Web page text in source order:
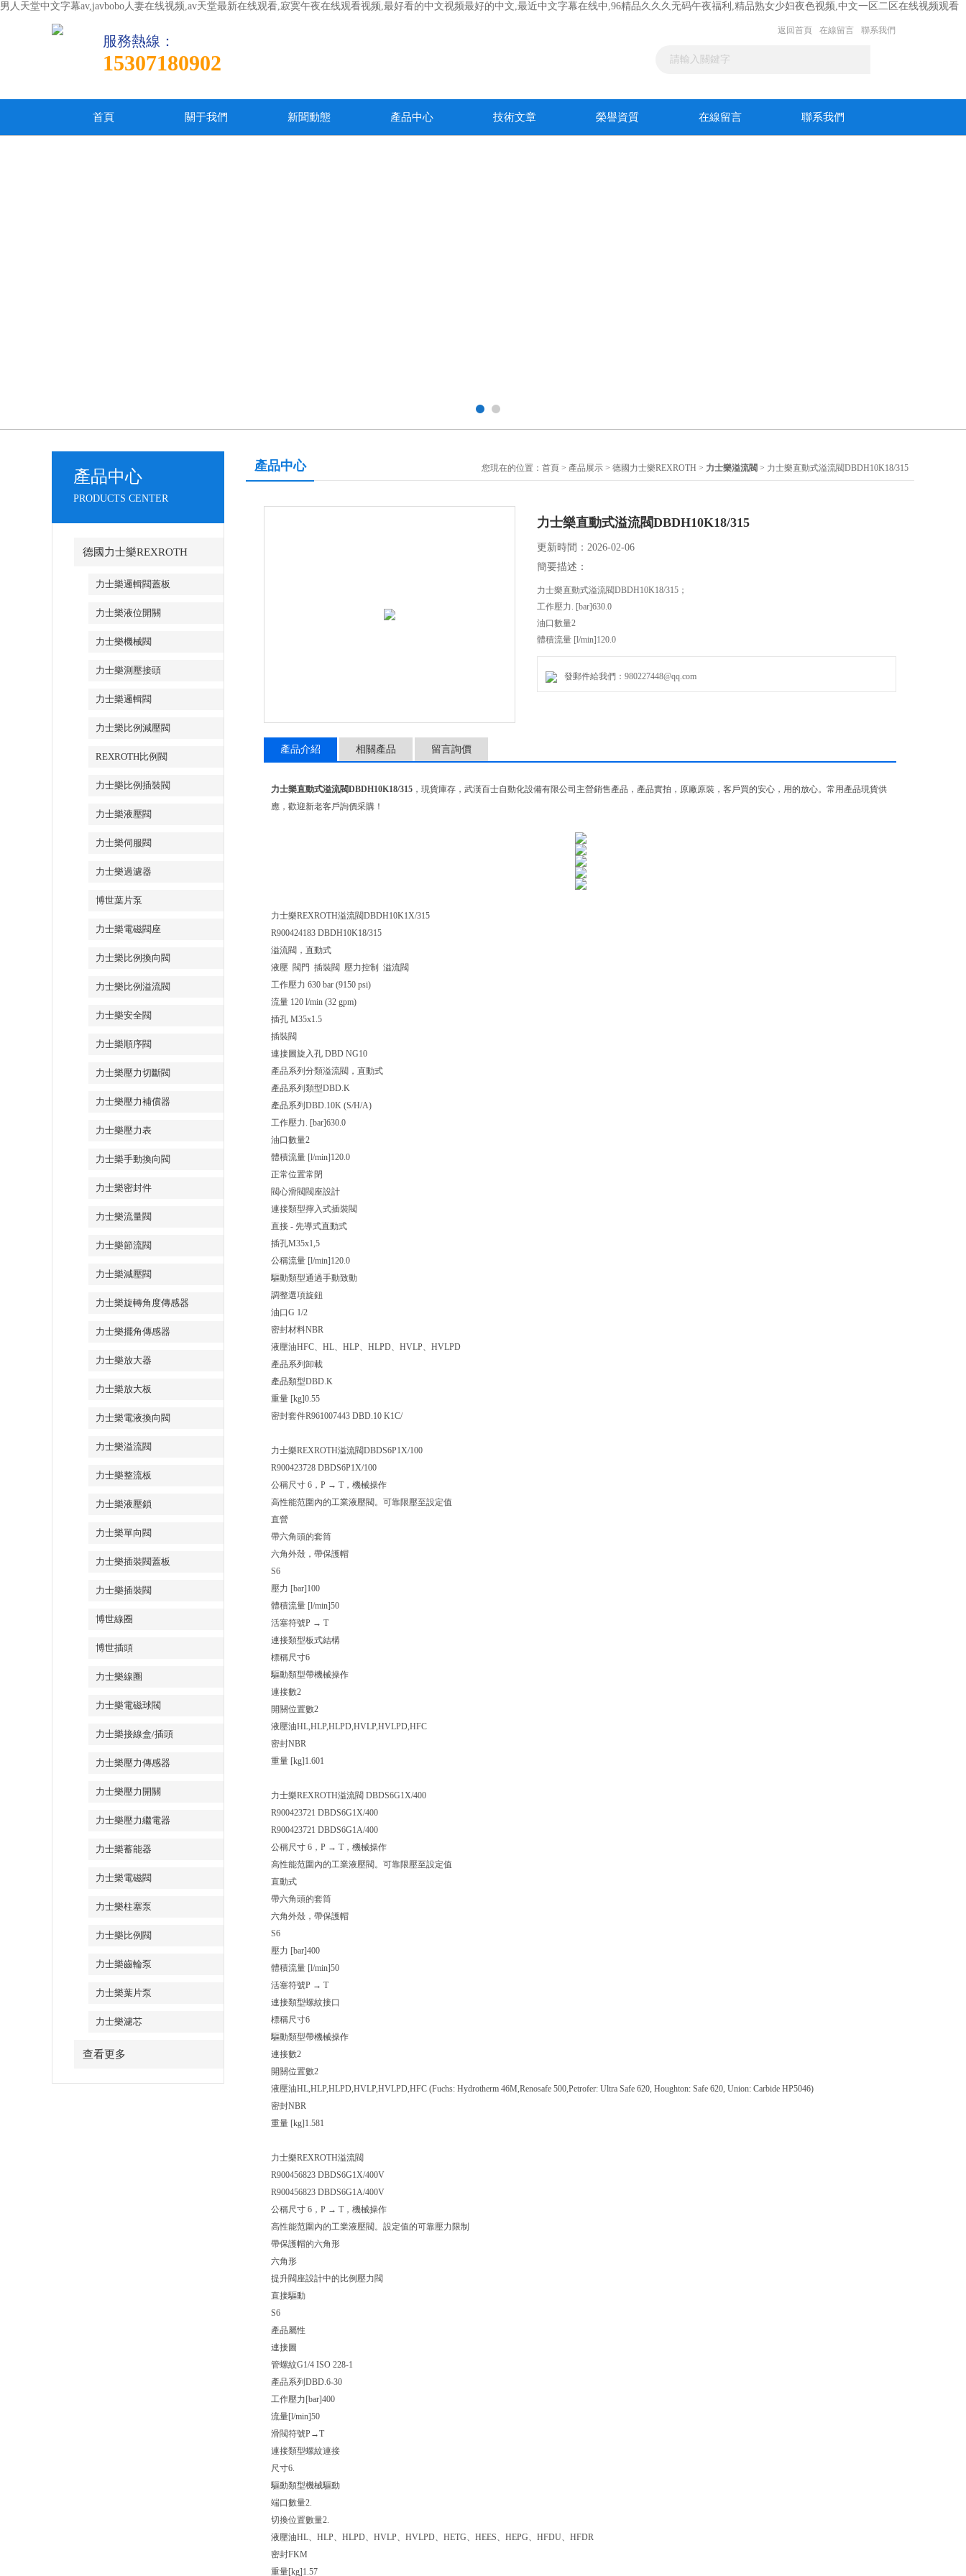
男人天堂中文字幕av,javbobo人妻在线视频,av天堂最新在线观看,寂寞午夜在线观看视频,最好看的中文视频最好的中文,最近中文字幕在线中,96精品久久久无码午夜福利,精品熟女少妇夜色视频,中文一区二区在线视频观看
服務熱線：
15307180902
返回首頁 在線留言 聯系我們
首頁 關于我們 新聞動態 產品中心 技術文章 榮譽資質 在線留言 聯系我們
產品中心
PRODUCTS CENTER
德國力士樂REXROTH
力士樂邏輯閥蓋板
力士樂液位開關
力士樂機械閥
力士樂測壓接頭
力士樂邏輯閥
力士樂比例減壓閥
REXROTH比例閥
力士樂比例插裝閥
力士樂液壓閥
力士樂伺服閥
力士樂過濾器
博世葉片泵
力士樂電磁閥座
力士樂比例換向閥
力士樂比例溢流閥
力士樂安全閥
力士樂順序閥
力士樂壓力切斷閥
力士樂壓力補償器
力士樂壓力表
力士樂手動換向閥
力士樂密封件
力士樂流量閥
力士樂節流閥
力士樂減壓閥
力士樂旋轉角度傳感器
力士樂擺角傳感器
力士樂放大器
力士樂放大板
力士樂電液換向閥
力士樂溢流閥
力士樂整流板
力士樂液壓鎖
力士樂單向閥
力士樂插裝閥蓋板
力士樂插裝閥
博世線圈
博世插頭
力士樂線圈
力士樂電磁球閥
力士樂接線盒/插頭
力士樂壓力傳感器
力士樂壓力開關
力士樂壓力繼電器
力士樂蓄能器
力士樂電磁閥
力士樂柱塞泵
力士樂比例閥
力士樂齒輪泵
力士樂葉片泵
力士樂濾芯
查看更多
產品中心 您現在的位置： 首頁 > 產品展示 > 德國力士樂REXROTH > 力士樂溢流閥 > 力士樂直動式溢流閥DBDH10K18/315
力士樂直動式溢流閥DBDH10K18/315
更新時間：2026-02-06
簡要描述：
力士樂直動式溢流閥DBDH10K18/315；
工作壓力. [bar]630.0
油口數量2
體積流量 [l/min]120.0
正常位置常閉
閥心滑閥閥座設計
連接類型擰入式插裝閥
油口G 1/2
發郵件給我們：980227448@qq.com
產品介紹 相關產品 留言詢價
力士樂直動式溢流閥DBDH10K18/315 ，現貨庫存，武漢百士自動化設備有限公司主營銷售產品，產品實拍，原廠原裝，客戶買的安心，用的放心。常用產品現貨供
應，歡迎新老客戶詢價采購！
力士樂REXROTH溢流閥DBDH10K1X/315
R900424183 DBDH10K18/315
溢流閥，直動式
液壓 閥門 插裝閥 壓力控制 溢流閥
工作壓力 630 bar (9150 psi)
流量 120 l/min (32 gpm)
插孔 M35x1.5
插裝閥
連接圖旋入孔 DBD NG10
產品系列分類溢流閥，直動式
產品系列類型DBD.K
產品系列 DBD.10K (S/H/A)
工作壓力. [bar]630.0
油口數量2
體積流量 [l/min]120.0
正常位置常閉
閥心滑閥閥座設計
連接類型擰入式插裝閥
直接 - 先導式直動式
插孔M35x1,5
公稱流量 [l/min]120.0
驅動類型通過手動致動
調整選項旋鈕
油口G 1/2
密封材料NBR
液壓油HFC、HL、HLP、HLPD、HVLP、HVLPD
產品系列 卸載
產品類型DBD.K
重量 [kg]0.55
密封套件R961007443 DBD.10 K1C/
力士樂REXROTH溢流閥DBDS6P1X/100
R900423728 DBDS6P1X/100
公稱尺寸 6，P → T，機械操作
高性能范圍內的工業液壓閥。可靠限壓至設定值
直營
帶六角頭的套筒
六角外殼，帶保護帽
S6
壓力 [bar]100
體積流量 [l/min]50
活塞符號P → T
連接類型板式結構
標稱尺寸6
驅動類型帶機械操作
連接數2
開關位置數2
液壓油HL,HLP,HLPD,HVLP,HVLPD,HFC
密封NBR
重量 [kg]1.601
力士樂REXROTH溢流閥 DBDS6G1X/400
R900423721 DBDS6G1X/400
R900423721 DBDS6G1A/400
公稱尺寸 6，P → T，機械操作
高性能范圍內的工業液壓閥。可靠限壓至設定值
直動式
帶六角頭的套筒
六角外殼，帶保護帽
S6
壓力 [bar]400
體積流量 [l/min]50
活塞符號P → T
連接類型螺紋接口
標稱尺寸6
驅動類型帶機械操作
連接數2
開關位置數2
液壓油HL,HLP,HLPD,HVLP,HVLPD,HFC (Fuchs: Hydrotherm 46M,Renosafe 500,Petrofer: Ultra Safe 620, Houghton: Safe 620, Union: Carbide HP5046)
密封NBR
重量 [kg]1.581
力士樂REXROTH溢流閥
R900456823 DBDS6G1X/400V
R900456823 DBDS6G1A/400V
公稱尺寸 6，P → T，機械操作
高性能范圍內的工業液壓閥。設定值的可靠壓力限制
帶保護帽的六角形
六角形
提升閥座設計中的比例壓力閥
直接驅動
S6
產品屬性
連接圖
管螺紋G1/4 ISO 228-1
產品系列 DBD.6-30
工作壓力[bar]400
流量[l/min]50
滑閥符號P→T
連接類型螺紋連接
尺寸6.
驅動類型機械驅動
端口數量2.
切換位置數量2.
液壓油HL、HLP、HLPD、HVLP、HVLPD、HETG、HEES、HEPG、HFDU、HFDR
密封FKM
重量[kg]1.57